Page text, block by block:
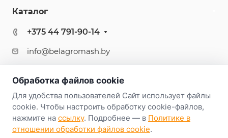
Каталог
+375 44 791-90-14
info@belagromash.by
© 2026 Аспро: Корпоративный сайт 3.0
Обработка файлов cookie
Для удобства пользователей Сайт использует файлы
cookie. Чтобы настроить обработку cookie-файлов,
нажмите на ссылку. Подробнее — в Политике в
отношении обработки файлов cookie.